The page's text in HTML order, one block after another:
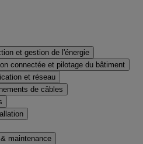
et gestion de l'énergie
connectée et pilotage du bâtiment
et réseau
de câbles
maintenance